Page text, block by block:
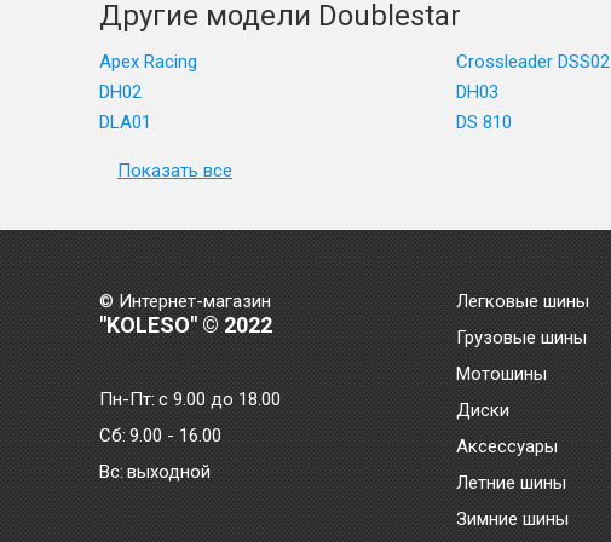
Другие модели Doublestar
Apex Racing Crossleader DSS02
DH02
DH03
DLA01
DS 810
Показать все
© Интернет-магазин
"KOLESO" © 2022
Пн-Пт:с 9.00 до 18.00
Сб: 9.00 - 16.00
Bc: выходной
Легковые шины
Грузовые шины
Мотошины
Диски
Аксессуары
Летние шины
Зимние шины